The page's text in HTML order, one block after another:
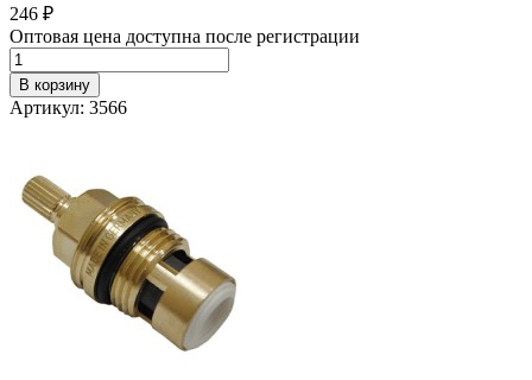
246 ₽
Оптовая цена доступна после регистрации
В корзину
Артикул: 3566